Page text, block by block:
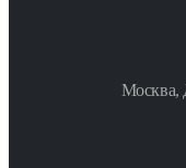
Москва,